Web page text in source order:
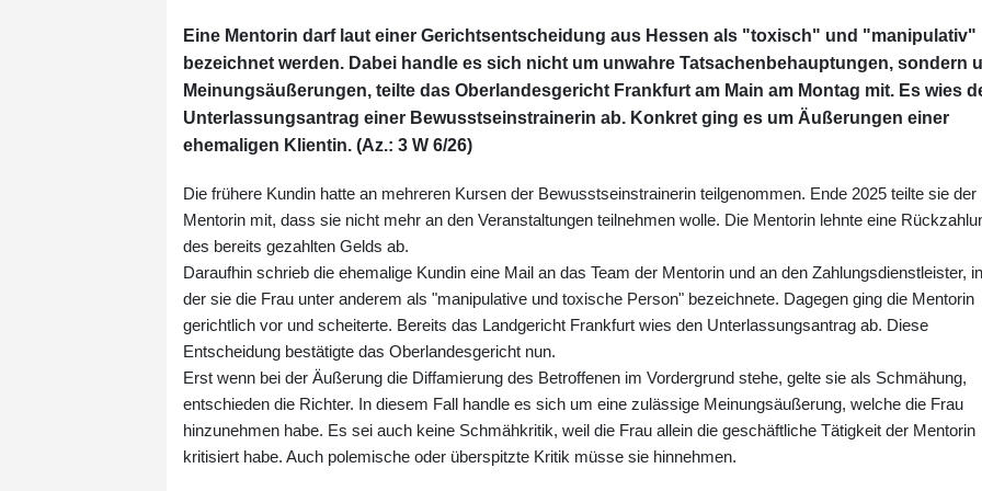
Eine Mentorin darf laut einer Gerichtsentscheidung aus Hessen als "toxisch" und "manipulativ"
bezeichnet werden. Dabei handle es sich nicht um unwahre Tatsachenbehauptungen, sondern
Meinungsäußerungen, teilte das Oberlandesgericht Frankfurt am Main am Montag mit. Es wies
Unterlassungsantrag einer Bewusstseinstrainerin ab. Konkret ging es um Äußerungen einer
ehemaligen Klientin. (Az.: 3 W 6/26)
Die frühere Kundin hatte an mehreren Kursen der Bewusstseinstrainerin teilgenommen. Ende 2025 teilte sie der
Mentorin mit, dass sie nicht mehr an den Veranstaltungen teilnehmen wolle. Die Mentorin lehnte eine
des bereits gezahlten Gelds ab.
Daraufhin schrieb die ehemalige Kundin eine Mail an das Team der Mentorin und an den Zahlungsdienstleister, in
der sie die Frau unter anderem als "manipulative und toxische Person" bezeichnete. Dagegen ging die Mentorin
gerichtlich vor und scheiterte. Bereits das Landgericht Frankfurt wies den Unterlassungsantrag ab. Diese
Entscheidung bestätigte das Oberlandesgericht nun.
Erst wenn bei der Äußerung die Diffamierung des Betroffenen im Vordergrund stehe, gelte sie als Schmähung,
entschieden die Richter. In diesem Fall handle es sich um eine zulässige Meinungsäußerung, welche die Frau
hinzunehmen habe. Es sei auch keine Schmähkritik, weil die Frau allein die geschäftliche Tätigkeit der Mentorin
kritisiert habe. Auch polemische oder überspitzte Kritik müsse sie hinnehmen.